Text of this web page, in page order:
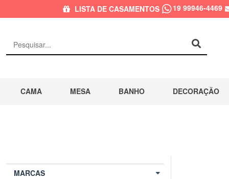
LISTA DE CASAMENTOS 19 99946-4469
CAMA MESA BANHO DECORAÇÃO
MARCAS